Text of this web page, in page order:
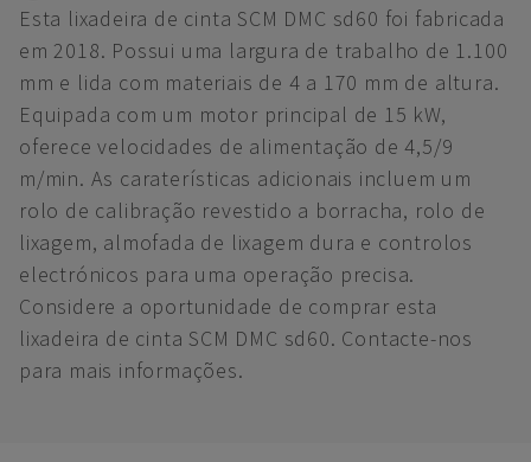
Esta lixadeira de cinta SCM DMC sd60 foi fabricada
em 2018. Possui uma largura de trabalho de 1.100
mm e lida com materiais de 4 a 170 mm de altura.
Equipada com um motor principal de 15 kW,
oferece velocidades de alimentação de 4,5/9
m/min. As caraterísticas adicionais incluem um
rolo de calibração revestido a borracha, rolo de
lixagem, almofada de lixagem dura e controlos
electrónicos para uma operação precisa.
Considere a oportunidade de comprar esta
lixadeira de cinta SCM DMC sd60. Contacte-nos
para mais informações.